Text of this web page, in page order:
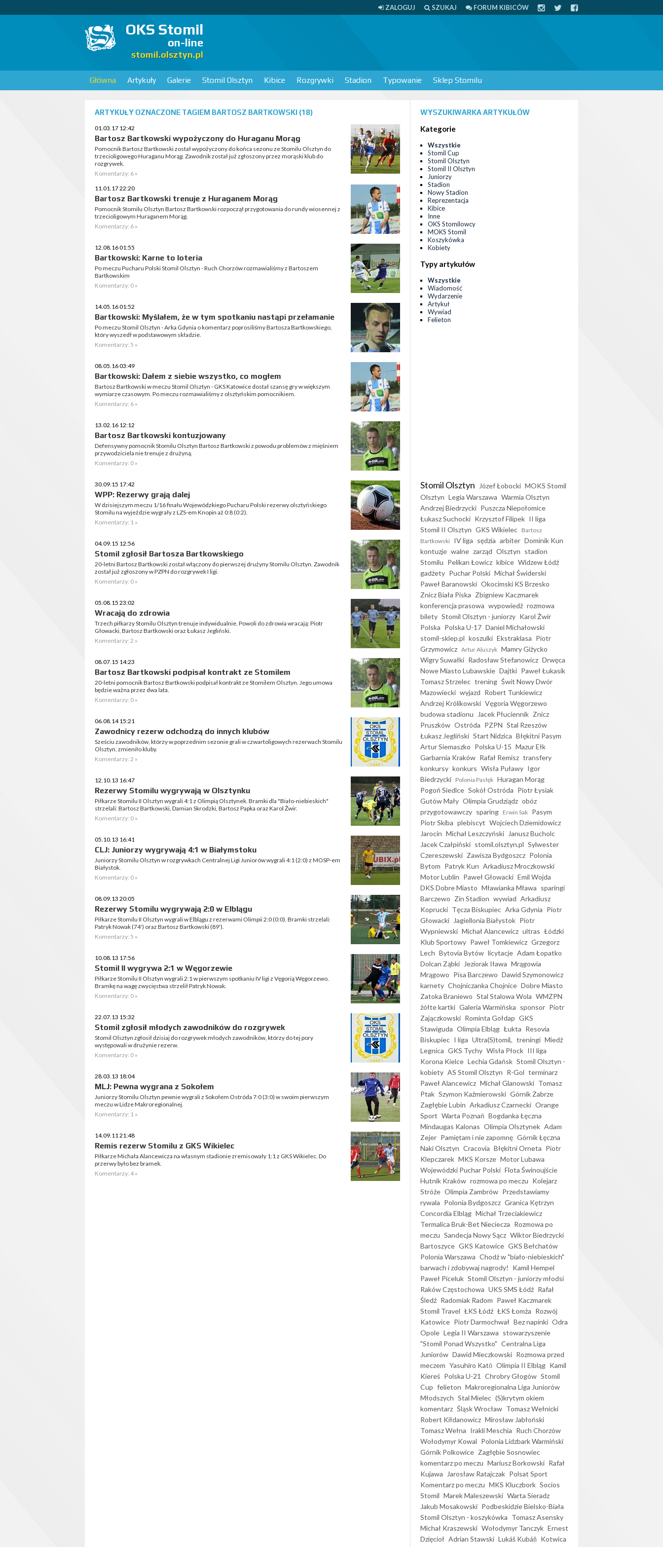
ZALOGUJ SZUKAJ FORUM KIBICÓW
OKS Stomil
on-line
stomil.olsztyn.pl
Główna Artykuły Galerie Stomil Olsztyn Kibice Rozgrywki Stadion Typowanie Sklep Stomilu
ARTYKUŁY OZNACZONE TAGIEM BARTOSZ BARTKOWSKI (18)
01.03.17 12:42
Bartosz Bartkowski wypożyczony do Huraganu Morąg
Pomocnik Bartosz Bartkowski został wypożyczony do końca sezonu ze Stomilu Olsztyn do
trzecioligowego Huraganu Morąg. Zawodnik został już zgłoszony przez morąski klub do
rozgrywek.
Komentarzy: 6 »
11.01.17 22:20
Bartosz Bartkowski trenuje z Huraganem Morąg
Pomocnik Stomilu Olsztyn Bartosz Bartkowski rozpoczął przygotowania do rundy wiosennej z
trzecioligowym Huraganem Morąg.
Komentarzy: 6 »
12.08.16 01:55
Bartkowski: Karne to loteria
Po meczu Pucharu Polski Stomil Olsztyn - Ruch Chorzów rozmawialiśmy z Bartoszem
Bartkowskim
Komentarzy: 0 »
14.05.16 01:52
Bartkowski: Myślałem, że w tym spotkaniu nastąpi przełamanie
Po meczu Stomil Olsztyn - Arka Gdynia o komentarz poprosiliśmy Bartosza Bartkowskiego,
który wyszedł w podstawowym składzie.
Komentarzy: 5 »
08.05.16 03:49
Bartkowski: Dałem z siebie wszystko, co mogłem
Bartosz Bartkowski w meczu Stomil Olsztyn - GKS Katowice dostał szansę gry w większym
wymiarze czasowym. Po meczu rozmawialiśmy z olsztyńskim pomocnikiem.
Komentarzy: 6 »
13.02.16 12:12
Bartosz Bartkowski kontuzjowany
Defensywny pomocnik Stomilu Olsztyn Bartosz Bartkowski z powodu problemów z mięśniem
przywodziciela nie trenuje z drużyną.
Komentarzy: 0 »
30.09.15 17:42
WPP: Rezerwy grają dalej
W dzisiejszym meczu 1/16 finału Wojewódzkiego Pucharu Polski rezerwy olsztyńskiego
Stomilu na wyjeździe wygrały z LZS-em Knopin aż 0:8 (0:2).
Komentarzy: 1 »
04.09.15 12:56
Stomil zgłosił Bartosza Bartkowskiego
20-letni Bartosz Bartkowski został włączony do pierwszej drużyny Stomilu Olsztyn. Zawodnik
został już zgłoszony w PZPN do rozgrywek I ligi.
Komentarzy: 0 »
05.08.15 23:02
Wracają do zdrowia
Trzech piłkarzy Stomilu Olsztyn trenuje indywidualnie. Powoli do zdrowia wracają: Piotr
Głowacki, Bartosz Bartkowski oraz Łukasz Jegliński.
Komentarzy: 2 »
08.07.15 14:23
Bartosz Bartkowski podpisał kontrakt ze Stomilem
20-letni pomocnik Bartosz Bartkowski podpisał kontrakt ze Stomilem Olsztyn. Jego umowa
będzie ważna przez dwa lata.
Komentarzy: 0 »
06.08.14 15:21
Zawodnicy rezerw odchodzą do innych klubów
Sześciu zawodników, którzy w poprzednim sezonie grali w czwartoligowych rezerwach Stomilu
Olsztyn, zmieniło kluby.
Komentarzy: 2 »
12.10.13 16:47
Rezerwy Stomilu wygrywają w Olsztynku
Piłkarze Stomilu II Olsztyn wygrali 4:1 z Olimpią Olsztynek. Bramki dla "Biało-niebieskich"
strzelali: Bartosz Bartkowski, Damian Skrodzki, Bartosz Papka oraz Karol Żwir.
Komentarzy: 0 »
05.10.13 16:41
CLJ: Juniorzy wygrywają 4:1 w Białymstoku
Juniorzy Stomilu Olsztyn w rozgrywkach Centralnej Ligi Juniorów wygrali 4:1 (2:0) z MOSP-em
Białystok.
Komentarzy: 0 »
08.09.13 20:05
Rezerwy Stomilu wygrywają 2:0 w Elblągu
Piłkarze Stomilu II Olsztyn wygrali w Elblągu z rezerwami Olimpii 2:0 (0:0). Bramki strzelali:
Patryk Nowak (74') oraz Bartosz Bartkowski (89').
Komentarzy: 5 »
10.08.13 17:56
Stomil II wygrywa 2:1 w Węgorzewie
Piłkarze Stomilu II Olsztyn wygrali 2:1 w pierwszym spotkaniu IV ligi z Vęgorią Węgorzewo.
Bramkę na wagę zwycięstwa strzelił Patryk Nowak.
Komentarzy: 0 »
22.07.13 15:32
Stomil zgłosił młodych zawodników do rozgrywek
Stomil Olsztyn zgłosił dzisiaj do rozgrywek młodych zawodników, którzy do tej pory
występowali w drużynie rezerw.
Komentarzy: 0 »
28.03.13 18:04
MLJ: Pewna wygrana z Sokołem
Juniorzy Stomilu Olsztyn pewnie wygrali z Sokołem Ostróda 7:0 (3:0) w swoim pierwszym
meczu w Lidze Makroregionalnej.
Komentarzy: 1 »
14.09.11 21:48
Remis rezerw Stomilu z GKS Wikielec
Piłkarze Michała Alancewicza na własnym stadionie zremisowały 1:1 z GKS Wikielec. Do
przerwy było bez bramek.
Komentarzy: 4 »
WYSZUKIWARKA ARTYKUŁÓW
Kategorie
Wszystkie
Stomil Cup
Stomil Olsztyn
Stomil II Olsztyn
Juniorzy
Stadion
Nowy Stadion
Reprezentacja
Kibice
Inne
OKS Stomilowcy
MOKS Stomil
Koszykówka
Kobiety
Typy artykułów
Wszystkie
Wiadomość
Wydarzenie
Artykuł
Wywiad
Felieton
Stomil Olsztyn Józef Łobocki MOKS Stomil
Olsztyn Legia Warszawa Warmia Olsztyn
Andrzej Biedrzycki Puszcza Niepołomice
Łukasz Suchocki Krzysztof Filipek II liga
Stomil II Olsztyn GKS Wikielec Bartosz
Bartkowski IV liga sędzia arbiter Dominik Kun
kontuzje walne zarząd Olsztyn stadion
Stomilu Pelikan Łowicz kibice Widzew Łódź
gadżety Puchar Polski Michał Świderski
Paweł Baranowski Okocimski KS Brzesko
Znicz Biała Piska Zbigniew Kaczmarek
konferencja prasowa wypowiedź rozmowa
bilety Stomil Olsztyn - juniorzy Karol Żwir
Polska Polska U-17 Daniel Michałowski
stomil-sklep.pl koszulki Ekstraklasa Piotr
Grzymowicz Artur Aluszyk Mamry Giżycko
Wigry Suwałki Radosław Stefanowicz Drwęca
Nowe Miasto Lubawskie Dajtki Paweł Łukasik
Tomasz Strzelec trening Świt Nowy Dwór
Mazowiecki wyjazd Robert Tunkiewicz
Andrzej Królikowski Vęgoria Węgorzewo
budowa stadionu
Jacek Płuciennik Znicz
Pruszków Ostróda PZPN Stal Rzeszów
Łukasz Jegliński Start Nidzica Błękitni Pasym
Artur Siemaszko Polska U-15 Mazur Ełk
Garbarnia Kraków Rafał Remisz transfery
konkursy konkurs Wisła Puławy Igor
Biedrzycki Polonia Pasłęk Huragan Morąg
Pogoń Siedlce Sokół Ostróda Piotr Łysiak
Gutów Mały Olimpia Grudziądz obóz
przygotowawczy sparing Erwin Sak Pasym
Piotr Skiba plebiscyt Wojciech Dziemidowicz
Jarocin Michał Leszczyński
Janusz Bucholc
Jacek Czałpiński stomil.olsztyn.pl Sylwester
Czereszewski Zawisza Bydgoszcz Polonia
Bytom Patryk Kun Arkadiusz Mroczkowski
Motor Lublin Paweł Głowacki Emil Wojda
DKS Dobre Miasto Mławianka Mława sparingi
Barczewo Zin Stadion wywiad Arkadiusz
Koprucki Tęcza Biskupiec Arka Gdynia Piotr
Głowacki
Jagiellonia Białystok Piotr
Wypniewski Michał Alancewicz ultras Łódzki
Klub Sportowy Paweł Tomkiewicz Grzegorz
Lech Bytovia Bytów licytacje Adam Łopatko
Dolcan Ząbki
Jeziorak Iława Mrągowia
Mrągowo Pisa Barczewo Dawid Szymonowicz
karnety Chojniczanka Chojnice Dobre Miasto
Zatoka Braniewo Stal Stalowa Wola WMZPN
żółte kartki Galeria Warmińska sponsor Piotr
Zajączkowski Rominta Gołdap GKS
Stawiguda Olimpia Elbląg Łukta Resovia
Biskupiec I liga Ultra(S)tomiL treningi Miedź
Legnica GKS Tychy Wisła Płock III liga
Korona Kielce Lechia Gdańsk Stomil Olsztyn -
kobiety AS Stomil Olsztyn R-Gol terminarz
Paweł Alancewicz Michał Glanowski Tomasz
Ptak Szymon Kaźmierowski Górnik Zabrze
Zagłębie Lubin Arkadiusz Czarnecki Orange
Sport Warta Poznań Bogdanka Łęczna
Mindaugas Kalonas Olimpia Olsztynek Adam
Zejer Pamiętam i nie zapomnę Górnik Łęczna
Naki Olsztyn Cracovia Błękitni Orneta Piotr
Klepczarek MKS Korsze Motor Lubawa
Wojewódzki Puchar Polski Flota Świnoujście
Hutnik Kraków rozmowa po meczu Kolejarz
Stróże Olimpia Zambrów Przedstawiamy
rywala Polonia Bydgoszcz Granica Kętrzyn
Concordia Elbląg Michał Trzeciakiewicz
Termalica Bruk-Bet Nieciecza Rozmowa po
meczu Sandecja Nowy Sącz Wiktor Biedrzycki
Bartoszyce GKS Katowice GKS Bełchatów
Polonia Warszawa Chodź w "biało-niebieskich"
barwach i zdobywaj nagrody!
Kamil Hempel
Paweł Piceluk Stomil Olsztyn - juniorzy młodsi
Raków Częstochowa UKS SMS Łódź Rafał
Śledź Radomiak Radom Paweł Kaczmarek
Stomil Travel ŁKS Łódź ŁKS Łomża Rozwój
Katowice Piotr Darmochwał Bez napinki Odra
Opole Legia II Warszawa stowarzyszenie
"Stomil Ponad Wszystko" Centralna Liga
Juniorów Dawid Mieczkowski Rozmowa przed
meczem Yasuhiro Katō Olimpia II Elbląg Kamil
Kiereś Polska U-21 Chrobry Głogów Stomil
Cup felieton Makroregionalna Liga Juniorów
Młodszych Stal Mielec (S)krytym okiem
komentarz Śląsk Wrocław Tomasz Wełnicki
Robert Kiłdanowicz Mirosław Jabłoński
Tomasz Wełna Irakli Meschia Ruch Chorzów
Wołodymyr Kowal Polonia Lidzbark Warmiński
Górnik Polkowice Zagłębie Sosnowiec
komentarz po meczu Mariusz Borkowski Rafał
Kujawa
Jarosław Ratajczak Polsat Sport
Komentarz po meczu MKS Kluczbork Socios
Stomil Marek Maleszewski Warta Sieradz
Jakub Mosakowski Podbeskidzie Bielsko-Biała
Stomil Olsztyn - koszykówka Tomasz Asensky
Michał Kraszewski Wołodymyr Tanczyk Ernest
Dzięcioł Adrian Stawski Lukáš Kubáň Kotwica